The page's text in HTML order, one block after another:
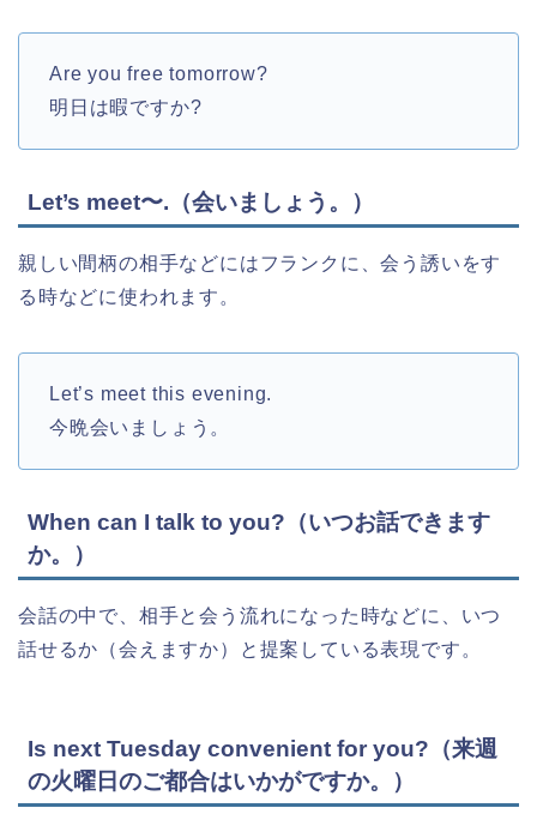
Are you free tomorrow?
明日は暇ですか?
Let’s meet〜.（会いましょう。）
親しい間柄の相手などにはフランクに、会う誘いをす
る時などに使われます。
Let’s meet this evening.
今晩会いましょう。
When can I talk to you?（いつお話できます
か。）
会話の中で、相手と会う流れになった時などに、いつ
話せるか（会えますか）と提案している表現です。
Is next Tuesday convenient for you?（来週
の火曜日のご都合はいかがですか。）